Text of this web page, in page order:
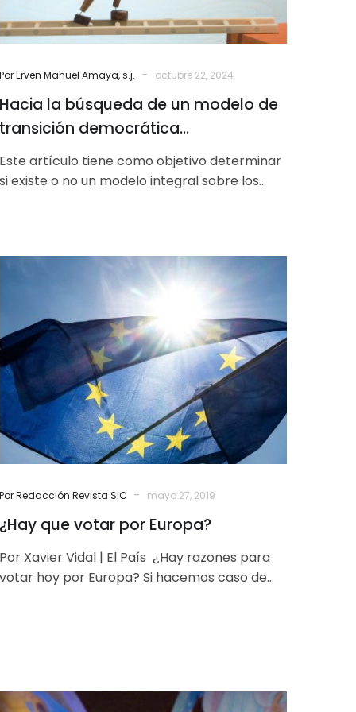
latinoamericano
Por Erven Manuel Amaya, s.j. - octubre 22, 2024
Hacia la búsqueda de un modelo de
transición democrática
latinoamericano
Este artículo tiene como objetivo determinar
si existe o no un modelo integral sobre los
¿Hay
que
por
Europa?
Por Redacción Revista SIC - mayo 27, 2019
¿Hay que votar por Europa?
Por Xavier Vidal | El País ¿Hay razones para
votar hoy por Europa? Si hacemos caso de